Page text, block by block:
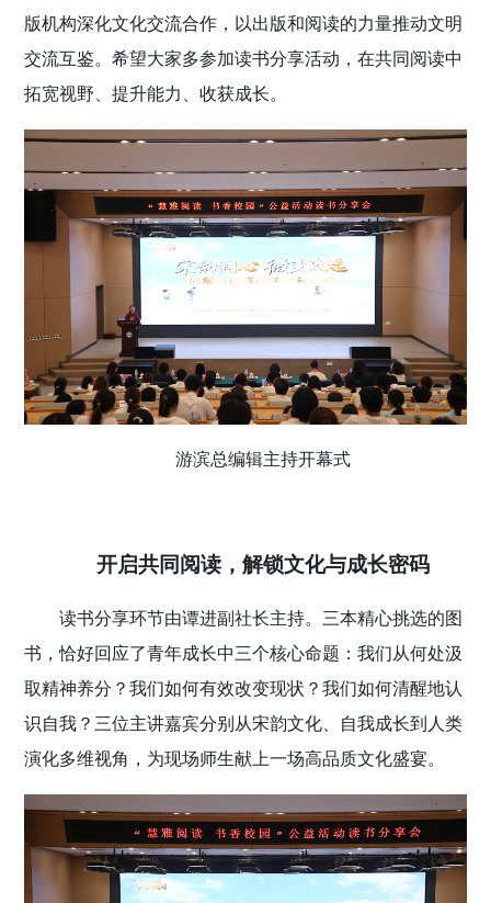
版机构深化文化交流合作，以出版和阅读的力量推动文明
交流互鉴。希望大家多参加读书分享活动，在共同阅读中
拓宽视野、提升能力、收获成长。
游滨总编辑主持开幕式
开启共同阅读，解锁文化与成长密码
读书分享环节由谭进副社长主持。三本精心挑选的图
书，恰好回应了青年成长中三个核心命题：我们从何处汲
取精神养分？我们如何有效改变现状？我们如何清醒地认
识自我？三位主讲嘉宾分别从宋韵文化、自我成长到人类
演化多维视角，为现场师生献上一场高品质文化盛宴。